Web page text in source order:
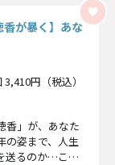
が暴く】あな
3,410円（税込）
香」が、あなた
の姿まで、人生
送るのか…ここ